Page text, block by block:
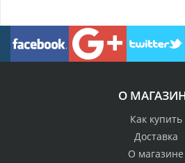
О
Как купить
Доставка
О магазине